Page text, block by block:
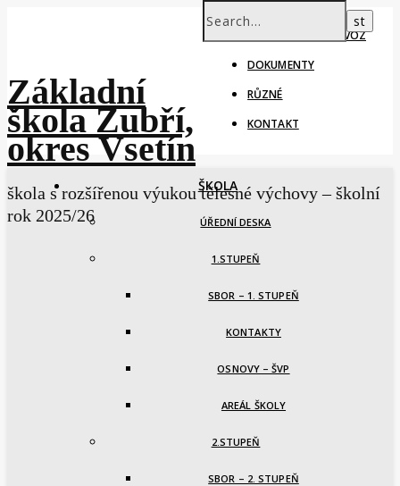
ŠKOLNÍ ROK – PROVOZ
DOKUMENTY
RŮZNÉ
KONTAKT
Základní
škola Zubří,
okres Vsetín
škola s rozšířenou výukou tělesné výchovy – školní
rok 2025/26
ŠKOLA
ÚŘEDNÍ DESKA
1.STUPEŇ
SBOR – 1. STUPEŇ
KONTAKTY
OSNOVY – ŠVP
AREÁL ŠKOLY
2.STUPEŇ
SBOR – 2. STUPEŇ